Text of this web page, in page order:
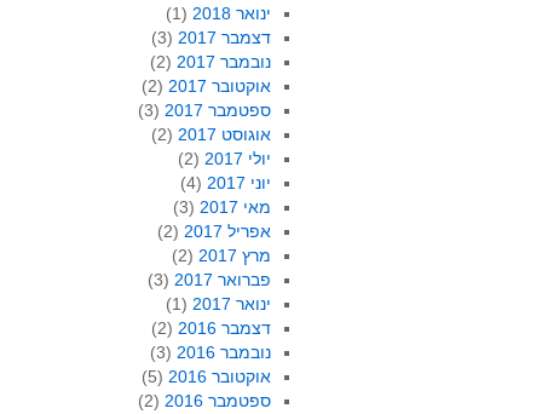
ינואר 2018
(1)
דצמבר 2017
(3)
נובמבר 2017
(2)
אוקטובר 2017
(2)
ספטמבר 2017
(3)
אוגוסט 2017
(2)
יולי 2017
(2)
יוני 2017
(4)
מאי 2017
(3)
אפריל 2017
(2)
מרץ 2017
(2)
פברואר 2017
(3)
ינואר 2017
(1)
דצמבר 2016
(2)
נובמבר 2016
(3)
אוקטובר 2016
(5)
ספטמבר 2016
(2)